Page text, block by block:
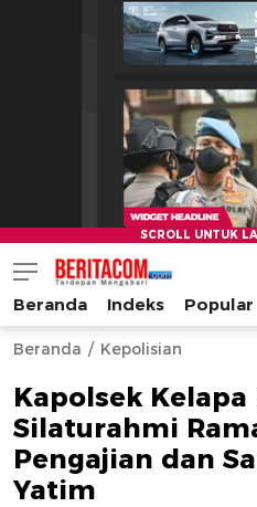
beritacom.com
bestnews
Beranda Indeks Popular
Beranda Kepolisian
Kapolsek Kelapa
Silaturahmi
Pengajian dan
Yatim